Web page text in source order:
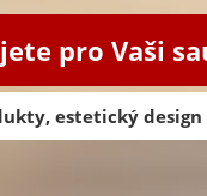
pro Vaši
estetický design